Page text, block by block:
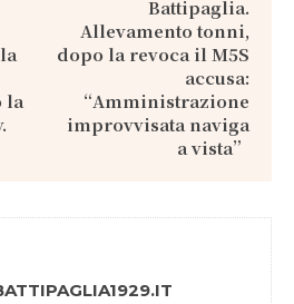
la
Battipaglia.
Allevamento tonni,
dopo la revoca il M5S
accusa:
“Amministrazione
improvvisata naviga
a vista”